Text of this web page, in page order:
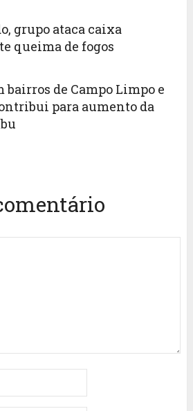
grupo ataca caixa
queima de fogos
de Campo Limpo e
para aumento da